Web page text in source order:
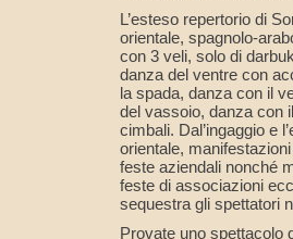
L’esteso repertorio di
orientale, spagnolo-
con 3 veli, solo di
danza del ventre con
la spada, danza con il
del vassoio, danza con
cimbali. Dal’ingaggio e
orientale,
feste aziendali nonché
feste di associazioni
sequestra gli spettatori
Provate uno spettacolo